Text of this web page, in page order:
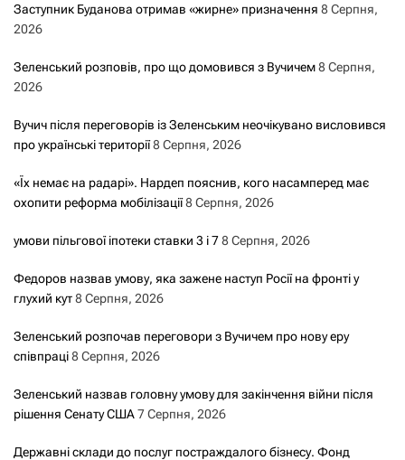
Заступник Буданова отримав «жирне» призначення 8 Серпня,
2026
Зеленський розповів, про що домовився з Вучичем8 Серпня,
2026
Вучич після переговорів із Зеленським неочікувано висловився
про українські території8 Серпня, 2026
«Їх немає на радарі». Нардеп пояснив, кого насамперед має
охопити реформа мобілізації8 Серпня, 2026
умови пільгової іпотеки ставки 3 і 78 Серпня, 2026
Федоров назвав умову, яка зажене наступ Росії на фронті у
глухий кут8 Серпня, 2026
Зеленський розпочав переговори з Вучичем про нову еру
співпраці8 Серпня, 2026
Зеленський назвав головну умову для закінчення війни після
рішення Сенату США7 Серпня, 2026
Державні склади до послуг постраждалого бізнесу. Фонд